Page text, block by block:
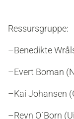
Ressursgruppe:
–Benedikte
–Evert Boman
–Kai Johansen
–Reyn O`Born